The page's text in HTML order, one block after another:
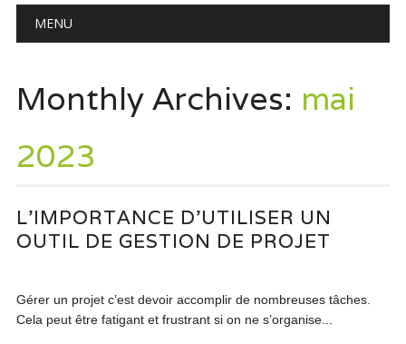
Main menu
MENU
Monthly Archives: mai
2023
L’IMPORTANCE D’UTILISER UN
OUTIL DE GESTION DE PROJET
Gérer un projet c’est devoir accomplir de nombreuses tâches.
Cela peut être fatigant et frustrant si on ne s’organise...